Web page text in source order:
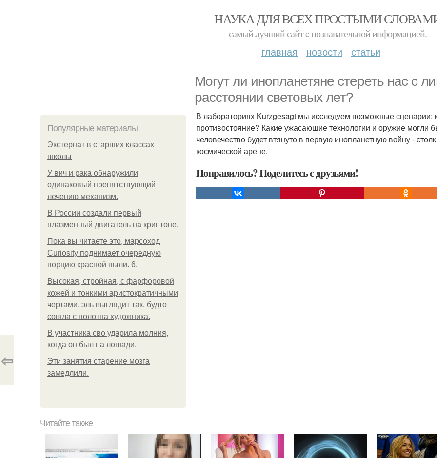
НАУКА ДЛЯ ВСЕХ ПРОСТЫМИ
самый лучший сайт c познавательной информацией.
главная новости статьи
Могут ли инопланетяне стереть нас с
расстоянии световых лет?
Популярные материалы
Экстернат в старших классах
школы
У вич и рака обнаружили
одинаковый препятствующий
лечению механизм.
В России создали первый
плазменный двигатель на криптоне.
Пока вы читаете это, марсоход
Curiosity поднимает очередную
порцию красной пыли. 6.
Высокая, стройная, с фарфоровой
кожей и тонкими аристократичными
чертами, эль выглядит так, будто
сошла с полотна художника.
В участника сво ударила молния,
когда он был на лошади.
Эти занятия старение мозга
замедлили.
В лабораториях Kurzgesagt мы исследуем возможные сценарии:
противостояние? Какие ужасающие технологии и оружие
человечество будет втянуто в первую инопланетную войну -
космической арене.
Понравилось? Поделитесь с друзьями!
⇦
Читайте также